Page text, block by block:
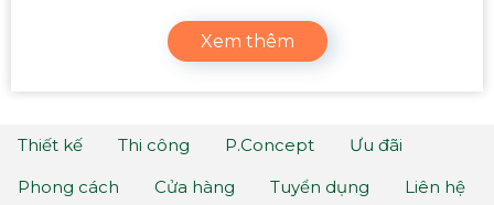
Xem thêm
Thiết kế Thi công P.Concept
Ưu đãi
Phong cách
Cửa hàng Tuyển dụng
Liên hệ